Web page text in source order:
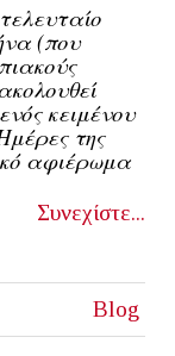
(που
κειμένου
που είχα δημοσιεύσει στις Επτά Ημέρες της
αφιέρωμα
Συνεχίστε...
Blog